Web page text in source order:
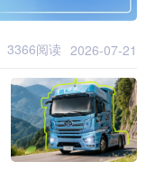
3366阅读 2026-07-21